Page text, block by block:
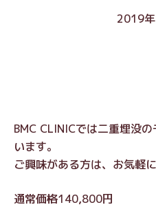
2019
BMC CLINICでは二重埋没
います。
ご興味がある方は、お気軽
通常価格140,800円